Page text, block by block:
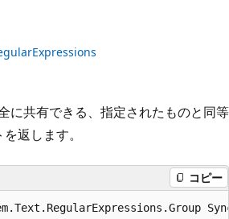
に共有できる、指定されたものと同等
返します。
コピー